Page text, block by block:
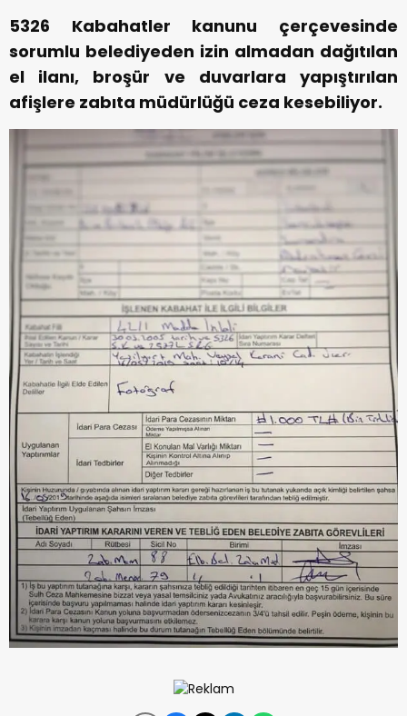
5326 Kabahatler kanunu çerçevesinde
sorumlu belediyeden izin almadan dağıtılan
el ilanı, broşür ve duvarlara yapıştırılan
afişlere zabıta müdürlüğü ceza kesebiliyor.